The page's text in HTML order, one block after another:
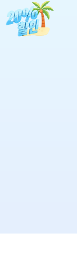
구
(Mac)
보 (Win)
최적화